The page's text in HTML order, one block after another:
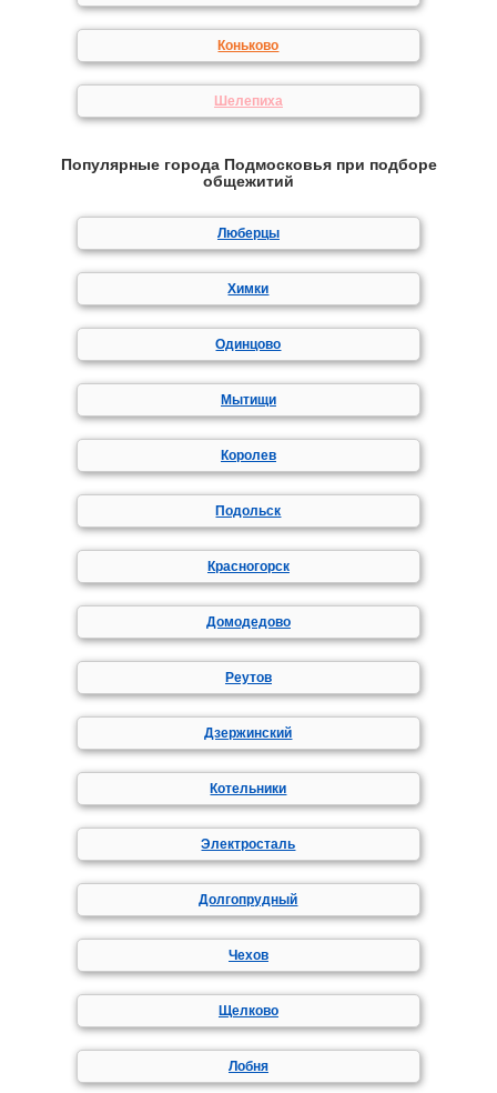
Коньково
Шелепиха
Популярные города Подмосковья при подборе
общежитий
Люберцы
Химки
Одинцово
Мытищи
Королев
Подольск
Красногорск
Домодедово
Реутов
Дзержинский
Котельники
Электросталь
Долгопрудный
Чехов
Щелково
Лобня